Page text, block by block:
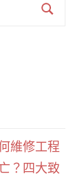
維修工程
？四大致